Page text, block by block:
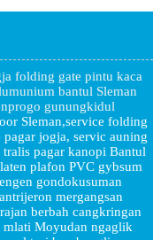
folding gate pintu kaca
bantul Sleman
gunungkidul
Sleman,service folding
jogja, servic auning
pagar kanopi Bantul
plafon PVC gybsum
gondokusuman
mergangsan
berbah cangkringan
mlati Moyudan ngaglik